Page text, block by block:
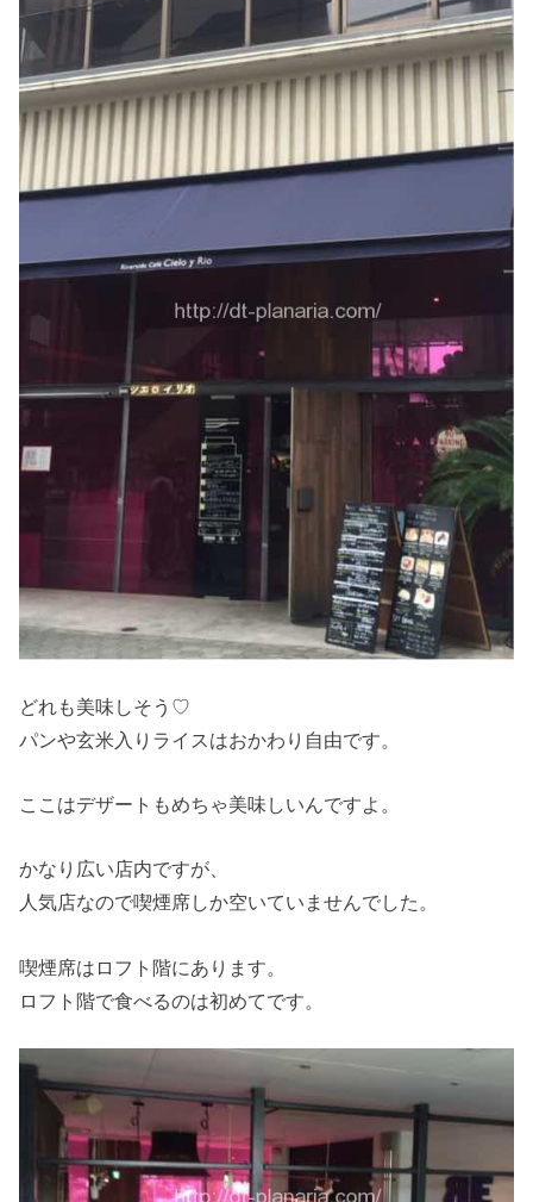
どれも美味しそう♡
パンや玄米入りライスはおかわり自由です。
ここはデザートもめちゃ美味しいんですよ。
かなり広い店内ですが、
人気店なので喫煙席しか空いていませんでした。
喫煙席はロフト階にあります。
ロフト階で食べるのは初めてです。